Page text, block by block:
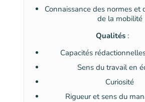
Connaissance des normes et
de la mobilité
Qualités:
Capacités
Sens du travail en
Curiosité
Rigueur et sens du